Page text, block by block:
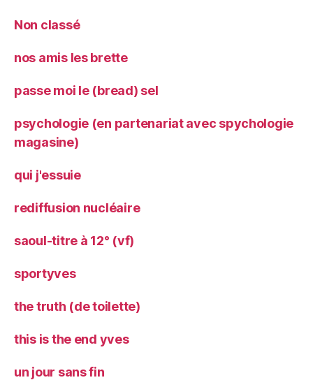
Non classé
nos amis les brette
passe moi le (bread) sel
psychologie (en partenariat avec spychologie
magasine)
qui j'essuie
rediffusion nucléaire
saoul-titre à 12° (vf)
sportyves
the truth (de toilette)
this is the end yves
un jour sans fin